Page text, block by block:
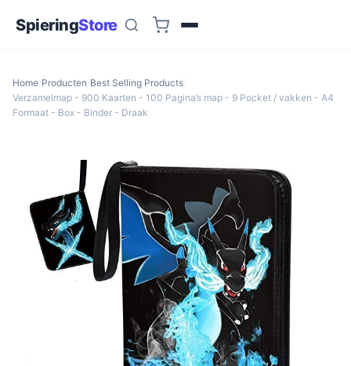
SpieringStore
Home/Producten/Best Selling Products/
Verzamelmap - 900 Kaarten - 100 Pagina’s map - 9 Pocket / vakken - A4
Formaat - Box - Binder - Draak